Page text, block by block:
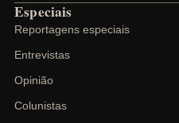
Especiais
Reportagens especiais
Entrevistas
Opinião
Colunistas